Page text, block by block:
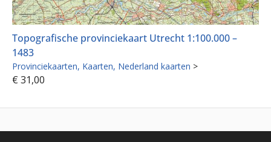
Topografische provinciekaart Utrecht 1:100.000 –
1483
Provinciekaarten Kaarten Nederland kaarten >
€ 31,00